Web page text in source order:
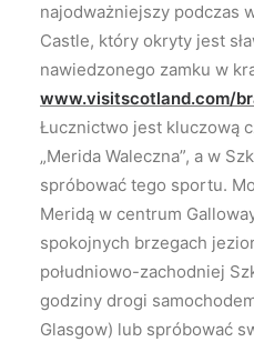
najodważniejszy podczas
Castle, który okryty jest
nawiedzonego zamku w
www.visitscotland.com/
Łucznictwo jest kluczową
„Merida Waleczna”, a w
spróbować tego sportu.
Meridą w centrum
spokojnych brzegach
południowo-zachodniej
godziny drogi
Glasgow) lub spróbować